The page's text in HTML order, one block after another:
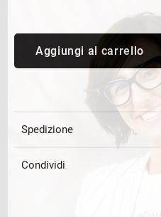
Aggiungi al carrello
Spedizione
Condividi